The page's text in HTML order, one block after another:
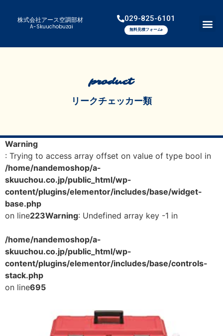
株式会社アース空調部材
A-Skuuchobuzai
029-825-6101
無料見積フォーム
product
リークチェッカー類
Warning
: Trying to access array offset on value of type bool in
/home/nandemoshop/a-
skuuchou.co.jp/public_html/wp-
content/plugins/elementor/includes/base/widget-
base.php
on line223Warning: Undefined array key -1 in
/home/nandemoshop/a-
skuuchou.co.jp/public_html/wp-
content/plugins/elementor/includes/base/controls-
stack.php
on line695